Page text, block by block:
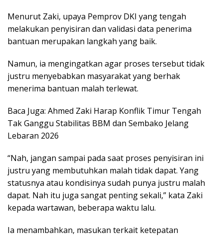
Menurut Zaki, upaya Pemprov DKI yang tengah
melakukan penyisiran dan validasi data penerima
bantuan merupakan langkah yang baik.
Namun, ia mengingatkan agar proses tersebut tidak
justru menyebabkan masyarakat yang berhak
menerima bantuan malah terlewat.
Baca Juga: Ahmed Zaki Harap Konflik Timur Tengah
Tak Ganggu Stabilitas BBM dan Sembako Jelang
Lebaran 2026
“Nah, jangan sampai pada saat proses penyisiran ini
justru yang membutuhkan malah tidak dapat. Yang
statusnya atau kondisinya sudah punya justru malah
dapat. Nah itu juga sangat penting sekali,” kata Zaki
kepada wartawan, beberapa waktu lalu.
Ia menambahkan, masukan terkait ketepatan